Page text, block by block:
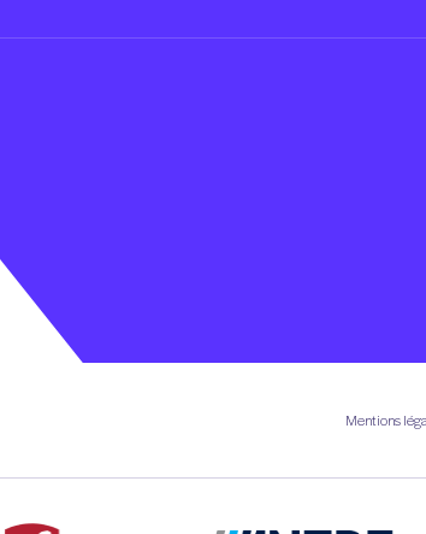
Mentions